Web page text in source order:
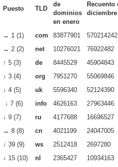
Puesto TLD
de
dominios
en enero
diciembre
↔ 1 (1) com 83877901
570214242
↔ 2 (2)
net 10276021
76922482
↑ 5 (3)
de 8445529
45904843
↓ 3 (4)
org 7951270
55069846
↓ 4 (5)
uk 5596340
52124390
↓ 7 (6)
info 4626163
27963446
↓ 9 (7)
ru 4177688
16696527
↔ 8 (8)
cn 4021199
24047005
↓ 39 (9)
ws 2512418
2697280
↓ 15 (10)
nl 2365427
10934163